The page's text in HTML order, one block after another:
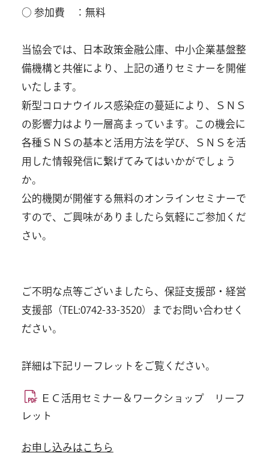
○ 参加費 ：無料
当協会では、日本政策金融公庫、中小企業基盤整
備機構と共催により、上記の通りセミナーを開催
いたします。
新型コロナウイルス感染症の蔓延により、ＳＮＳ
の影響力はより一層高まっています。この機会に
各種ＳＮＳの基本と活用方法を学び、ＳＮＳを活
用した情報発信に繋げてみてはいかがでしょう
か。
公的機関が開催する無料のオンラインセミナーで
すので、ご興味がありましたら気軽にご参加くだ
さい。
ご不明な点等ございましたら、保証支援部・経営
支援部（TEL:0742-33-3520）までお問い合わせく
ださい。
詳細は下記リーフレットをご覧ください。
ＥＣ活用セミナー＆ワークショップ リーフ
レット
お申し込みはこちら